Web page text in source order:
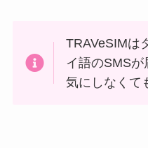
TRAVeSIMは
イ語のSMSが
気にしなくて